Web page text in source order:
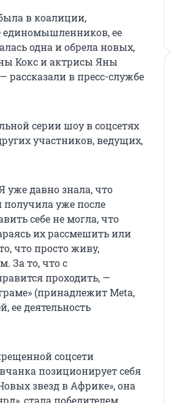
в коалиции,
единомышленников, ее
одна и обрела новых,
Кокс и актрисы Яны
рассказали в пресс-службе
серии шоу в соцсетях
участников, ведущих,
уже давно знала, что
получила уже после
себе не могла, что
их рассмешить или
что просто живу,
За то, что с
проходить, —
(принадлежит Meta,
ее деятельность
соцсети
позиционирует себя
звезд в Африке», она
стала победителем